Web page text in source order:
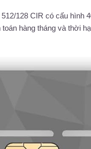
128 CIR có cấu hình
hàng tháng và thời